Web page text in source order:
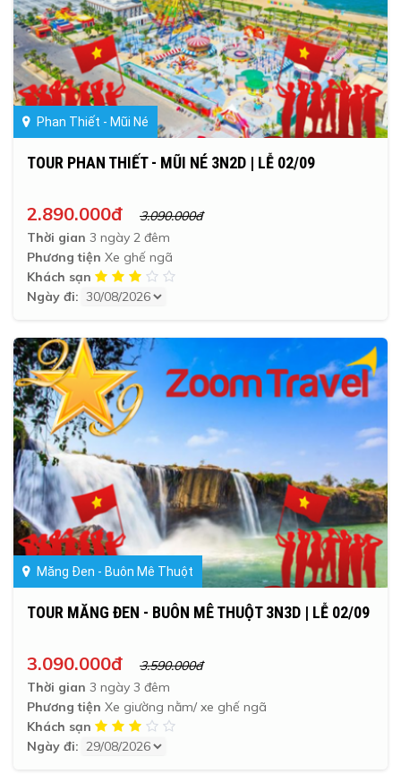
Phan Thiết - Mũi Né
TOUR PHAN THIẾT - MŨI NÉ 3N2D | LỄ 02/09
2.890.000đ
3.090.000đ
Thời gian 3 ngày 2 đêm
Phương tiện Xe ghế ngã
Khách sạn
Ngày đi:
Măng Đen - Buôn Mê Thuột
TOUR MĂNG ĐEN - BUÔN MÊ THUỘT 3N3D | LỄ 02/09
3.090.000đ
3.590.000đ
Thời gian 3 ngày 3 đêm
Phương tiện Xe giường nằm/ xe ghế ngã
Khách sạn
Ngày đi: